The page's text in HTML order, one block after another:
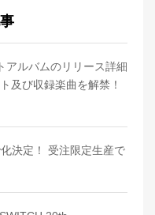
アルバムのリリース詳細
及び収録楽曲を解禁！
決定！ 受注限定生産で